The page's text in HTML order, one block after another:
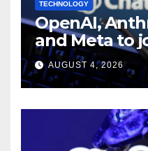
TECHNOLOGY
OpenAI,
and Meta to
House AI
AUGUST 4, 2026